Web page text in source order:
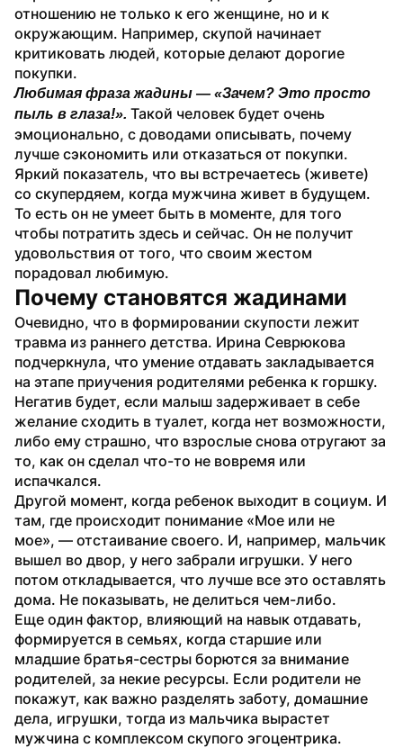
отношению не только к его женщине, но и к
окружающим. Например, скупой начинает
критиковать людей, которые делают дорогие
покупки.
Любимая фраза жадины — «Зачем? Это просто
пыль в глаза!». Такой человек будет очень
эмоционально, с доводами описывать, почему
лучше сэкономить или отказаться от покупки.
Яркий показатель, что вы встречаетесь (живете)
со скупердяем, когда мужчина живет в будущем.
То есть он не умеет быть в моменте, для того
чтобы потратить здесь и сейчас. Он не получит
удовольствия от того, что своим жестом
порадовал любимую.
Почему становятся жадинами
Очевидно, что в формировании скупости лежит
травма из раннего детства. Ирина Севрюкова
подчеркнула, что умение отдавать закладывается
на этапе приучения родителями ребенка к горшку.
Негатив будет, если малыш задерживает в себе
желание сходить в туалет, когда нет возможности,
либо ему страшно, что взрослые снова отругают за
то, как он сделал что-то не вовремя или
испачкался.
Другой момент, когда ребенок выходит в социум. И
там, где происходит понимание «Мое или не
мое», — отстаивание своего. И, например, мальчик
вышел во двор, у него забрали игрушки. У него
потом откладывается, что лучше все это оставлять
дома. Не показывать, не делиться чем-либо.
Еще один фактор, влияющий на навык отдавать,
формируется в семьях, когда старшие или
младшие братья-сестры борются за внимание
родителей, за некие ресурсы. Если родители не
покажут, как важно разделять заботу, домашние
дела, игрушки, тогда из мальчика вырастет
мужчина с комплексом скупого эгоцентрика.